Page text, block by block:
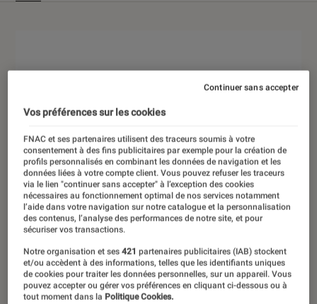
Vos préférences sur les cookies
FNAC et ses partenaires utilisent des traceurs soumis à votre
consentement à des fins publicitaires par exemple pour la création de
profils personnalisés en combinant les données de navigation et les
données liées à votre compte client. Vous pouvez refuser les traceurs
via le lien "continuer sans accepter" à l’exception des cookies
nécessaires au fonctionnement optimal de nos services notamment
l’aide dans votre navigation sur notre catalogue et la personnalisation
des contenus, l’analyse des performances de notre site, et pour
sécuriser vos transactions.
Notre organisation et ses421 partenaires publicitaires (IAB) stockent
et/ou accèdent à des informations, telles que les identifiants uniques
de cookies pour traiter les données personnelles, sur un appareil. Vous
pouvez accepter ou gérer vos préférences en cliquant ci-dessous ou à
tout moment dans la Politique Cookies.
Continuer sans accepter